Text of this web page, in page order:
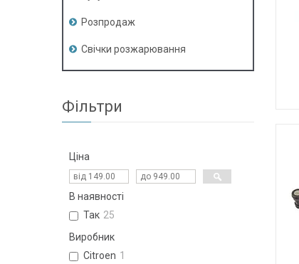
Розпродаж
Свічки розжарювання
Фільтри
Ціна
В наявності
Так 25
Виробник
Citroen 1